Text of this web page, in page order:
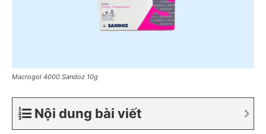
Macrogol 4000 Sandoz 10g
Nội dung bài viết